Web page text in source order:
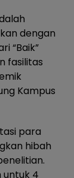
dengan
“Baik”
fasilitas
Kampus
para
hibah
untuk 4